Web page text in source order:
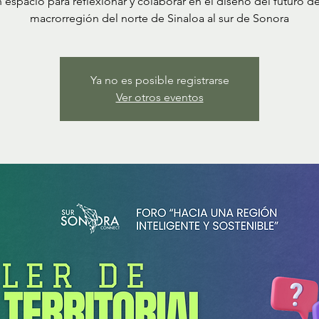
macrorregión del norte de Sinaloa al sur de Sonora
Ya no es posible registrarse
Ver otros eventos